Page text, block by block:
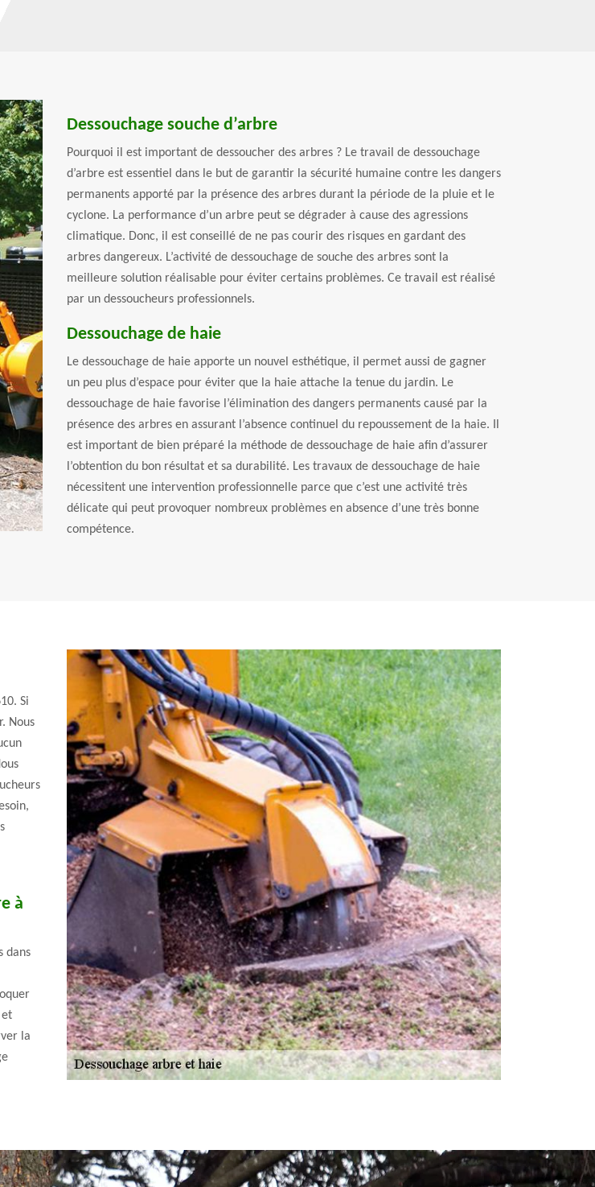
Dessouchage souche d’arbre
Pourquoi il est important de dessoucher des arbres ? Le travail de dessouchage
d’arbre est essentiel dans le but de garantir la sécurité humaine contre les dangers
permanents apporté par la présence des arbres durant la période de la pluie et le
cyclone. La performance d’un arbre peut se dégrader à cause des agressions
climatique. Donc, il est conseillé de ne pas courir des risques en gardant des
arbres dangereux. L’activité de dessouchage de souche des arbres sont la
meilleure solution réalisable pour éviter certains problèmes. Ce travail est réalisé
par un dessoucheurs professionnels.
Dessouchage de haie
Le dessouchage de haie apporte un nouvel esthétique, il permet aussi de gagner
un peu plus d’espace pour éviter que la haie attache la tenue du jardin. Le
dessouchage de haie favorise l’élimination des dangers permanents causé par la
présence des arbres en assurant l’absence continuel du repoussement de la haie. Il
est important de bien préparé la méthode de dessouchage de haie afin d’assurer
l’obtention du bon résultat et sa durabilité. Les travaux de dessouchage de haie
nécessitent une intervention professionnelle parce que c’est une activité très
délicate qui peut provoquer nombreux problèmes en absence d’une très bonne
compétence.
Si
Nous
à
dans
et
la